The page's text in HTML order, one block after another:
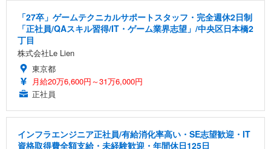
「27卒」ゲームテクニカルサポートスタッフ・完全週休2日制
「正社員/QAスキル習得/IT・ゲーム業界志望」/中央区日本橋2
丁目
株式会社Le Lien
東京都
月給20万6,600円～31万6,000円
正社員
インフラエンジニア正社員/有給消化率高い・SE志望歓迎・IT
資格取得費全額支給・未経験歓迎・年間休日125日